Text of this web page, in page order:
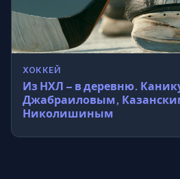
ХОККЕЙ
Из НХЛ – в деревню.
Джабраиловым,
Николишиным